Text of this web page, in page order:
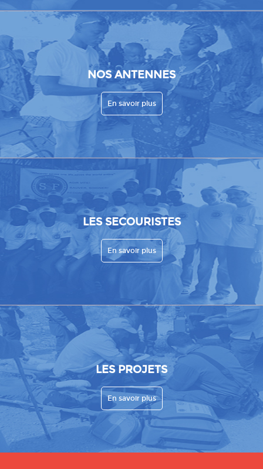
NOS ANTENNES
En savoir plus
LES SECOURISTES
En savoir plus
LES PROJETS
En savoir plus